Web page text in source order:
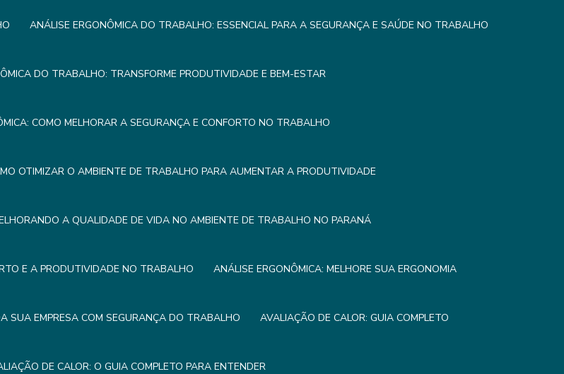
ANÁLISE ERGONÔMICA DO TRABALHO: ESSENCIAL PARA A SEGURANÇA E SAÚDE NO TRABALHO
DO TRABALHO: TRANSFORME PRODUTIVIDADE E BEM-ESTAR
COMO MELHORAR A SEGURANÇA E CONFORTO NO TRABALHO
OTIMIZAR O AMBIENTE DE TRABALHO PARA AUMENTAR A PRODUTIVIDADE
A QUALIDADE DE VIDA NO AMBIENTE DE TRABALHO NO PARANÁ
E A PRODUTIVIDADE NO TRABALHO ANÁLISE ERGONÔMICA: MELHORE SUA ERGONOMIA
SUA EMPRESA COM SEGURANÇA DO TRABALHO AVALIAÇÃO DE CALOR: GUIA COMPLETO
DE CALOR: O GUIA COMPLETO PARA ENTENDER